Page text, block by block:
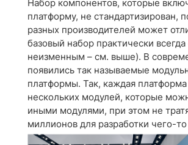
Набор компонентов, которые
платформу, не стандартизирован,
разных производителей может
базовый набор практически всегда
неизменным – см. выше). В
появились так называемые
платформы. Так, каждая платформа
нескольких модулей, которые
иными модулями, при этом не
миллионов для разработки чего-